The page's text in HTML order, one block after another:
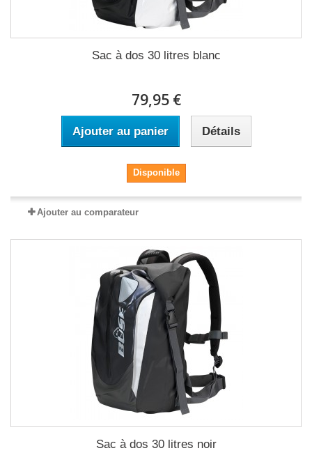
Sac à dos 30 litres blanc
79,95 €
Ajouter au panier Détails
Disponible
Ajouter au comparateur
Sac à dos 30 litres noir